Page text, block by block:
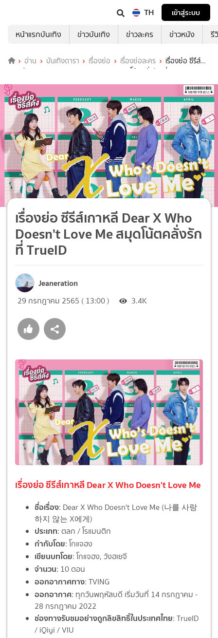
TH
เข้าสู่ระบบ
หน้าแรกบันเทิง
ข่าวบันเทิง ข่าวละคร ข่าวหนัง รี
อ่าน บันเทิงดารา เรื่องย่อ เรื่องย่อละคร
เรื่องย่อ ซีรีส์
เกาหลี Dear X Who Doesn't Love Me สมุดโน้ตคลั่งรัก ที่ TrueID
เรื่องย่อ ซีรีส์เกาหลี Dear X Who
Doesn't Love Me สมุดโน้ตคลั่งรัก
ที่ TrueID
Jeaneration
29 กรกฎาคม 2565 ( 13:00 ) 3.4K
เรื่องย่อ ซีรีส์เกาหลี Dear X Who Doesn't Love Me
ชื่อเรื่อง: Dear X Who Doesn't Love Me (나를 사랑
하지 않는 X에게)
ประเภท: ตลก / โรแมนติก
กำกับโดย: โกแจฮง
เขียนบทโดย: โกแจฮง, วังฮเยจี
จำนวน: 10 ตอน
ออกอากาศทาง: TVING
ออกอากาศ: ทุกวันพฤหัสบดี เริ่มวันที่ 14 กรกฎาคม -
28 กรกฎาคม 2022
ช่องทางรับชมอย่างถูกลิขสิทธิ์ในประเทศไทย: TrueID
/ iQiyi / VIU